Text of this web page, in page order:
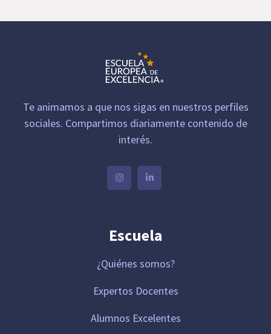
Te animamos a que nos sigas en nuestros perfiles
sociales. Compartimos diariamente contenido de
interés.
Escuela
¿Quiénes somos?
Expertos Docentes
Alumnos Excelentes